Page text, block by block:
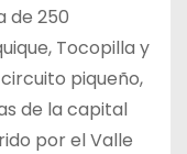
de 250
Tocopilla y
piqueño,
de la capital
por el Valle